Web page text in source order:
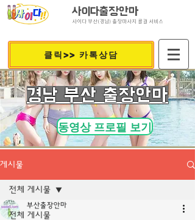
사이다출장안마
사이다 부산(경남) 출장마사지 콜걸 서비스
클릭>> 카톡상담
​경남 부산 출장안마
동영상 프로필 보기
게시물
전체 게시물
전체 게시물
부산출장안마